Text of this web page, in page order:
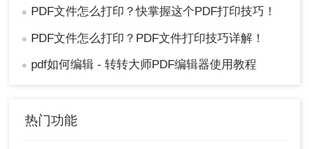
● PDF文件怎么打印？快掌握这个PDF打印技巧！
● PDF文件怎么打印？PDF文件打印技巧详解！
● pdf如何编辑 - 转转大师PDF编辑器使用教程
热门功能